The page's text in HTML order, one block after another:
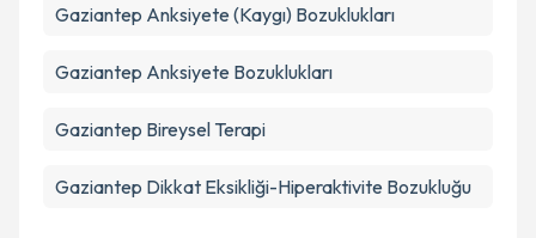
Gaziantep Anksiyete (Kaygı) Bozuklukları
Gaziantep Anksiyete Bozuklukları
Gaziantep Bireysel Terapi
Gaziantep Dikkat Eksikliği-Hiperaktivite Bozukluğu